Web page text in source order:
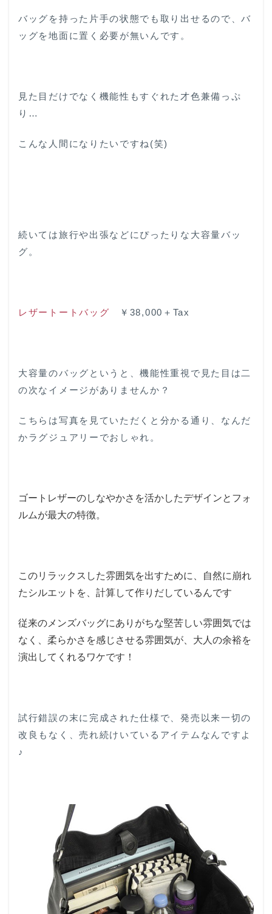
バッグを持った片手の状態でも取り出せるので、バ
ッグを地面に置く必要が無いんです。
見た目だけでなく機能性もすぐれた才色兼備っぷ
り…
こんな人間になりたいですね(笑)
続いては旅行や出張などにぴったりな大容量バッ
グ。
レザートートバッグ ￥38,000＋Tax
大容量のバッグというと、機能性重視で見た目は二
の次なイメージがありませんか？
こちらは写真を見ていただくと分かる通り、なんだ
かラグジュアリーでおしゃれ。
ゴートレザーのしなやかさを活かしたデザインとフォ
ルムが最大の特徴。
このリラックスした雰囲気を出すために、自然に崩れ
たシルエットを、計算して作りだしているんです
従来のメンズバッグにありがちな堅苦しい雰囲気では
なく、柔らかさを感じさせる雰囲気が、大人の余裕を
演出してくれるワケです！
試行錯誤の末に完成された仕様で、発売以来一切の
改良もなく、売れ続けいているアイテムなんですよ
♪